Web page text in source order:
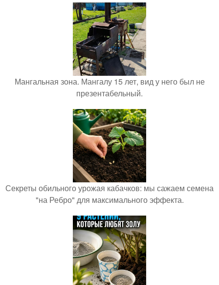
Мангальная зона. Мангалу 15 лет, вид у него был не
презентабельный.
Секреты обильного урожая кабачков: мы сажаем семена
"на Ребро" для максимального эффекта.